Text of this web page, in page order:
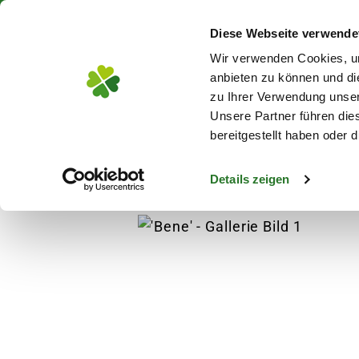
Diese Webseite
Wir verwenden Cookies,
anbieten zu können und
zu Ihrer Verwendung
Unsere Partner führen
bereitgestellt haben oder
Details zeigen
Blumen
Blumen Blumensorten 'Bene'